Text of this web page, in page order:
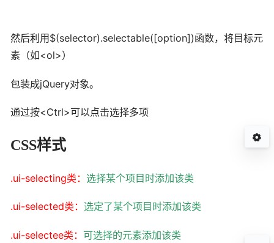
然后利用$(selector).selectable([option])函数，将目标元
素（如<ol>）
包装成jQuery对象。
通过按<Ctrl>可以点击选择多项
CSS样式
.ui-selecting类： 选择某个项目时添加该类
.ui-selected类： 选定了某个项目时添加该类
.ui-selectee类： 可选择的元素添加该类